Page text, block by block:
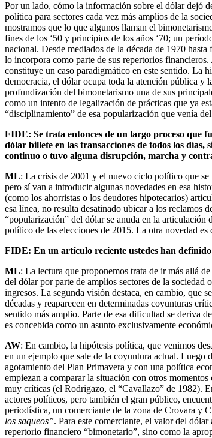
Por un lado, cómo la información sobre el dólar dejó
política para sectores cada vez más amplios de la
mostramos que lo que algunos llaman el
fines de los ‘50 y principios de los años ‘70; un
nacional. Desde mediados de la década de 1970
lo incorpora como parte de sus repertorios
constituye un caso paradigmático en este sentido. La
democracia, el dólar ocupa toda la atención pública y
profundización del bimonetarismo una de sus
como un intento de legalización de prácticas que ya
“disciplinamiento” de esa popularización que venía
FIDE: Se trata entonces de un largo proceso que
dólar billete en las transacciones de todos los
continuo o tuvo alguna disrupción, marcha y
ML: La crisis de 2001 y el nuevo ciclo político que
pero sí van a introducir algunas novedades en esa
(como los ahorristas o los deudores hipotecarios)
esa línea, no resulta desatinado ubicar a los reclamos
“popularización” del dólar se anuda en la articulación
político de las elecciones de 2015. La otra novedad
FIDE: En un artículo reciente ustedes han
ML: La lectura que proponemos trata de ir más allá
del dólar por parte de amplios sectores de la
ingresos. La segunda visión destaca, en cambio, que
décadas y reaparecen en determinadas coyunturas
sentido más amplio. Parte de esa dificultad se deriva
es concebida como un asunto exclusivamente
AW: En cambio, la hipótesis política, que venimos
en un ejemplo que sale de la coyuntura actual. Luego
agotamiento del Plan Primavera y con una política
empiezan a comparar la situación con otros
muy críticas (el Rodrigazo, el “Cavallazo” de 1982).
actores políticos, pero también el gran público,
periodística, un comerciante de la zona de Crovara y
los saqueos”. Para este comerciante, el valor del
repertorio financiero “bimonetario”, sino como la